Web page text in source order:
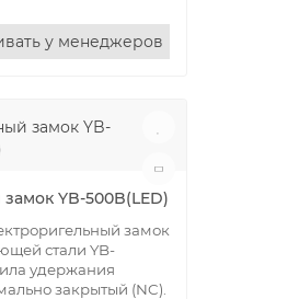
у менеджеров
YB-500B(LED)
замок
стали YB-
удержания
закрытый (NC).